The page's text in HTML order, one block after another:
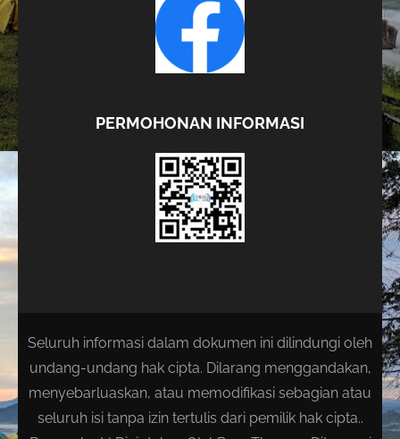
PERMOHONAN INFORMASI
Seluruh informasi dalam dokumen ini dilindungi oleh
undang-undang hak cipta. Dilarang menggandakan,
menyebarluaskan, atau memodifikasi sebagian atau
seluruh isi tanpa izin tertulis dari pemilik hak cipta..